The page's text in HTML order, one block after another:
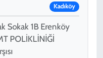
Kadıköy
Sokak 1B Erenköy
POLİKLİNİĞİ